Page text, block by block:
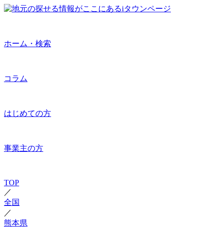
ホーム・検索
コラム
はじめての方
事業主の方
TOP
／
全国
／
熊本県